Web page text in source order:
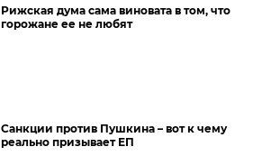
Рижская дума сама виновата в том, что
горожане ее не любят
Санкции против Пушкина – вот к чему
реально призывает ЕП